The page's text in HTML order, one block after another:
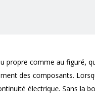
propre comme au figuré,
des composants.
électrique. Sans la